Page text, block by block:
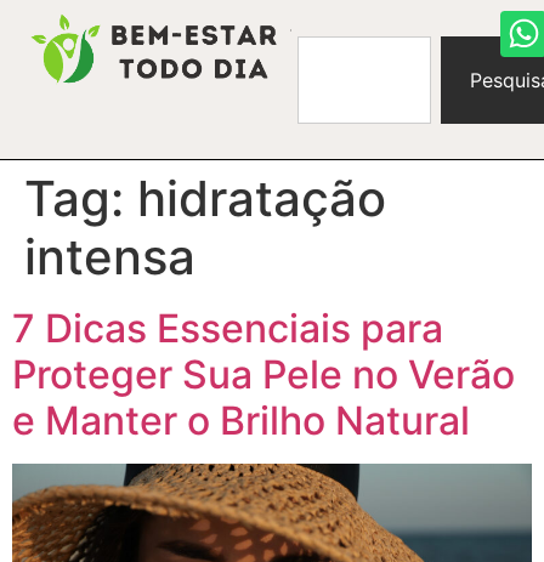
Tag: hidratação
intensa
7 Dicas Essenciais para
Proteger Sua Pele no Verão
e Manter o Brilho Natural